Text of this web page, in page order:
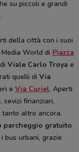
su piccoli e grandi
.
della città con i suoi
World di Piazza
Viale Carlo Troya e
quelli di Via
e Via Curiel. Aperti
sevizi finanziari,
altro ancora.
parcheggio gratuito
bus urbani, grazie